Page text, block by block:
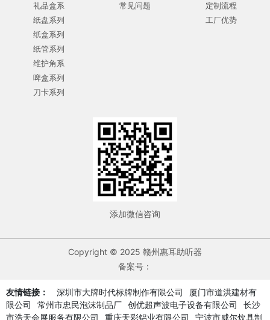
礼品盒系
纸盘系列
纸盒系列
纸管系列
维护角系
啤盒系列
刀卡系列
常见问题
定制流程
工厂优势
添加微信咨询
Copyright © 2025 赣州惠耳助听器
备案号：
友情链接： 深圳市大牌时代标牌制作有限公司
厦门市道洪建材有
限公司
常州市忠民泡沫制品厂 创优超声波电子设备有限公司
长沙
市浩天会展服务有限公司
重庆天彩铝业有限公司 宁波市威尔炊具制